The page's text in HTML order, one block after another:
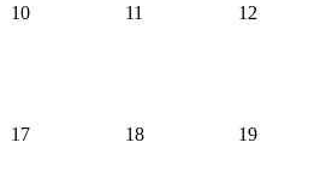
10 11 12
17 18 19